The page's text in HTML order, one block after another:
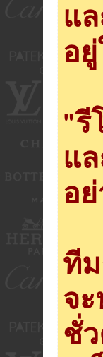
แ
อ
"รี
แล
อ
ที
จะ
ชั่